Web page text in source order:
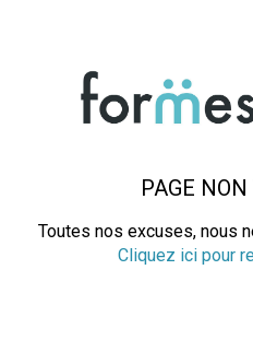
PAGE
Toutes nos excuses, nous
Cliquez ici pour